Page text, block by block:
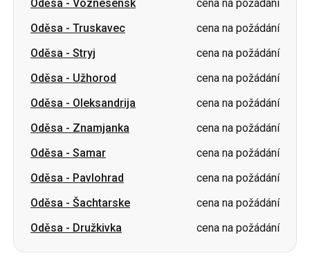
Oděsa-Užhorod
cena na požádání
Oděsa-Oleksandrija
cena na požádání
Oděsa-Znamjanka
cena na požádání
Oděsa-Samar
cena na požádání
Oděsa-Pavlohrad
cena na požádání
Oděsa-Šachtarske
cena na požádání
Oděsa-Družkivka cena na požádání
Trasy do města Oděsa
Brovary-Oděsa
od 1799 UAH